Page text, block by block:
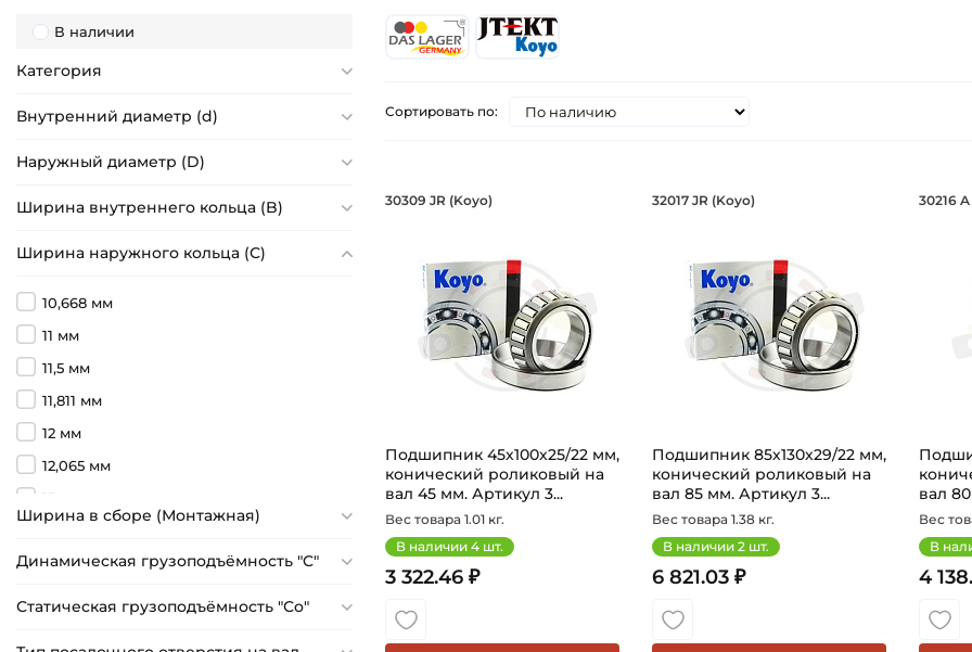
В наличии
Категория
Внутренний диаметр (d)
Наружный диаметр (D)
Ширина внутреннего кольца (B)
Ширина наружного кольца (С)
10,668 мм
11 мм
11,5 мм
11,811 мм
12 мм
12,065 мм
14 мм
Ширина в сборе (Монтажная)
Динамическая грузоподъёмность "C"
Статическая грузоподъёмность "Сo"
Сортировать по:
Подшипник 45х100х25/22 мм, конический
30309 JR (Koyo)
Подшипник 45х100х25/22 мм,
конический роликовый на
вал 45 мм. Артикул 3...
Вес товара 1.01 кг.
В наличии 4 шт.
3 322.46 ₽
Подшипник 85х130х29/
32017 JR (Koyo)
Подшипник 85х130х29/22 мм,
конический роликовый на
вал 85 мм. Артикул 3...
Вес товара 1.38 кг.
В наличии 2 шт.
6 821.03 ₽
30216
вал
Вес
В
4